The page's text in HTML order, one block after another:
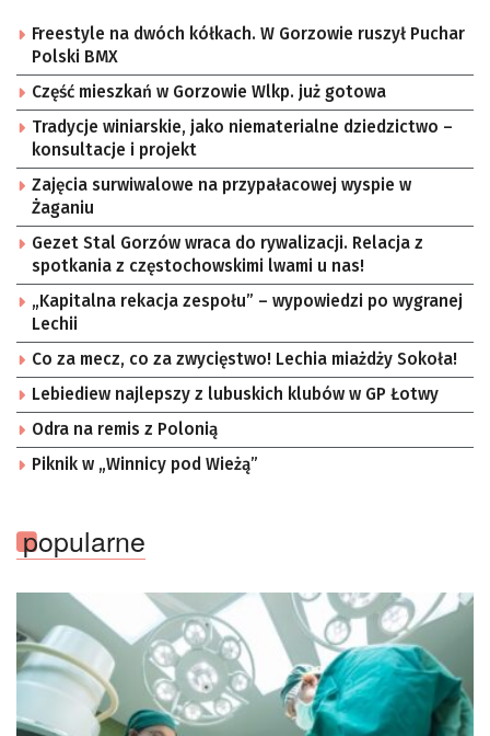
Freestyle na dwóch kółkach. W Gorzowie ruszył Puchar
Polski BMX
Część mieszkań w Gorzowie Wlkp. już gotowa
Tradycje winiarskie, jako niematerialne dziedzictwo –
konsultacje i projekt
Zajęcia surwiwalowe na przypałacowej wyspie w
Żaganiu
Gezet Stal Gorzów wraca do rywalizacji. Relacja z
spotkania z częstochowskimi lwami u nas!
„Kapitalna rekacja zespołu” – wypowiedzi po wygranej
Lechii
Co za mecz, co za zwycięstwo! Lechia miażdży Sokoła!
Lebiediew najlepszy z lubuskich klubów w GP Łotwy
Odra na remis z Polonią
Piknik w „Winnicy pod Wieżą”
popularne